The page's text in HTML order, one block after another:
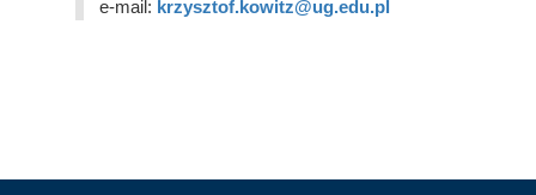
e-mail: krzysztof.kowitz@ug.edu.pl